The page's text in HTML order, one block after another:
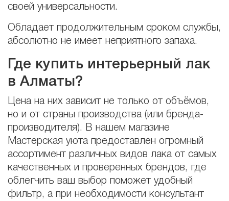
своей универсальности.
Обладает продолжительным сроком службы,
абсолютно не имеет неприятного запаха.
Где купить интерьерный лак
в Алматы?
Цена на них зависит не только от объёмов,
но и от страны производства (или бренда-
производителя). В нашем магазине
Мастерская уюта предоставлен огромный
ассортимент различных видов лака от самых
качественных и проверенных брендов, где
облегчить ваш выбор поможет удобный
фильтр, а при необходимости консультант